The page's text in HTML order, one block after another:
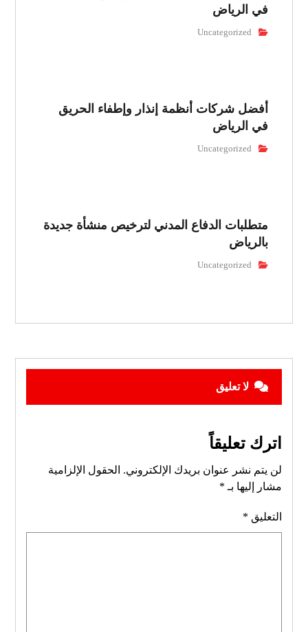
في الرياض
Uncategorized
أفضل شركات أنظمة إنذار وإطفاء الحريق
في الرياض
Uncategorized
متطلبات الدفاع المدني لترخيص منشأة جديدة
بالرياض
Uncategorized
لا تعليق
اترك تعليقاً
لن يتم نشر عنوان بريدك الإلكتروني. الحقول الإلزامية
مشار إليها بـ *
التعليق *